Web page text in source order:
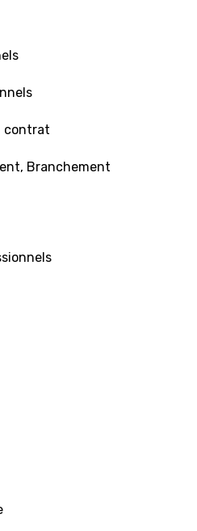
contrat
Branchement